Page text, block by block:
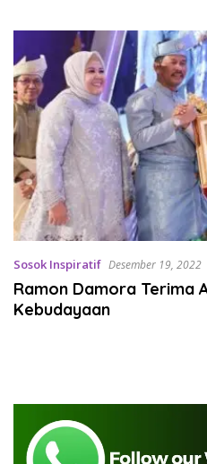
Sosok Inspiratif Desember 19, 2022
Ramon Damora Terima
Kebudayaan